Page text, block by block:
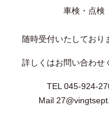
車検・点検
随時受付いたしておりま
詳しくはお問い合わせく
TEL 045-924-
Mail